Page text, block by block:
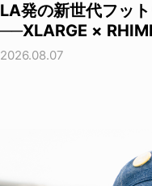
LA発の新世代フッ
──XLARGE ×
2026.08.07